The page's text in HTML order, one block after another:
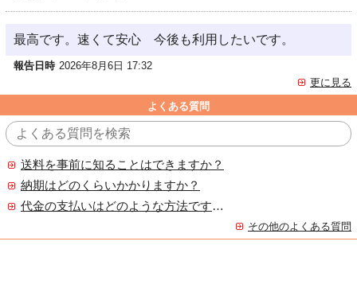
最高です。速くて安心 今後も利用したいです。
報告日時 2026年8月6日 17:32
更に見る
よくある質問
送料を事前に知ることはできますか？
納期はどのくらいかかりますか？
代金の支払いはどのような方法ですか？
その他のよくある質問